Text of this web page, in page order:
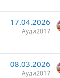
17.04.2026
Ауди2017
08.03.2026
Ауди2017